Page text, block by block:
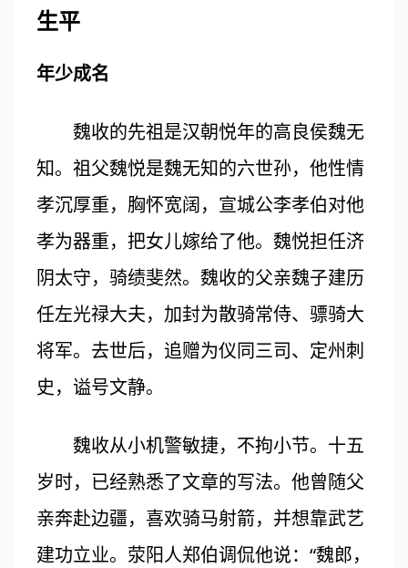
生平
年少成名
魏收的先祖是汉朝悦年的高良侯魏无
知。祖父魏悦是魏无知的六世孙，他性情
孝沉厚重，胸怀宽阔，宣城公李孝伯对他
孝为器重，把女儿嫁给了他。魏悦担任济
阴太守，骑绩斐然。魏收的父亲魏子建历
任左光禄大夫，加封为散骑常侍、骠骑大
将军。去世后，追赠为仪同三司、定州刺
史，谥号文静。
魏收从小机警敏捷，不拘小节。十五
岁时，已经熟悉了文章的写法。他曾随父
亲奔赴边疆，喜欢骑马射箭，并想靠武艺
建功立业。荥阳人郑伯调侃他说：“魏郎，